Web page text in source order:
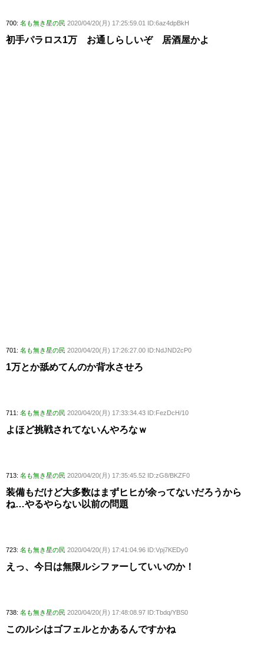
700: 名も無き星の民 2020/04/20(月) 17:25:59.01 ID:6az4dpBkH
初手パラロス1万 お通しらしいぞ 居酒屋かよ
701: 名も無き星の民 2020/04/20(月) 17:26:27.00 ID:NdJND2cP0
1万とか舐めてんのか背水させろ
711: 名も無き星の民 2020/04/20(月) 17:33:34.43 ID:FezDcH/10
よほど挑戦されてないんやろなｗ
713: 名も無き星の民 2020/04/20(月) 17:35:45.52 ID:zG8/BKZF0
装備もだけど大多数はまずヒヒが余ってないだろうから
ね…やるやらない以前の問題
723: 名も無き星の民 2020/04/20(月) 17:41:04.96 ID:Vpj7KEDy0
えっ、今日は無限ルシファーしていいのか！
738: 名も無き星の民 2020/04/20(月) 17:48:08.97 ID:Tbdq/YBS0
このルシはゴフェルとかあるんですかね